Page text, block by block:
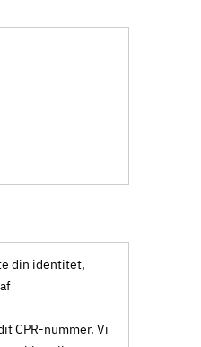
din identitet,
CPR-nummer. Vi